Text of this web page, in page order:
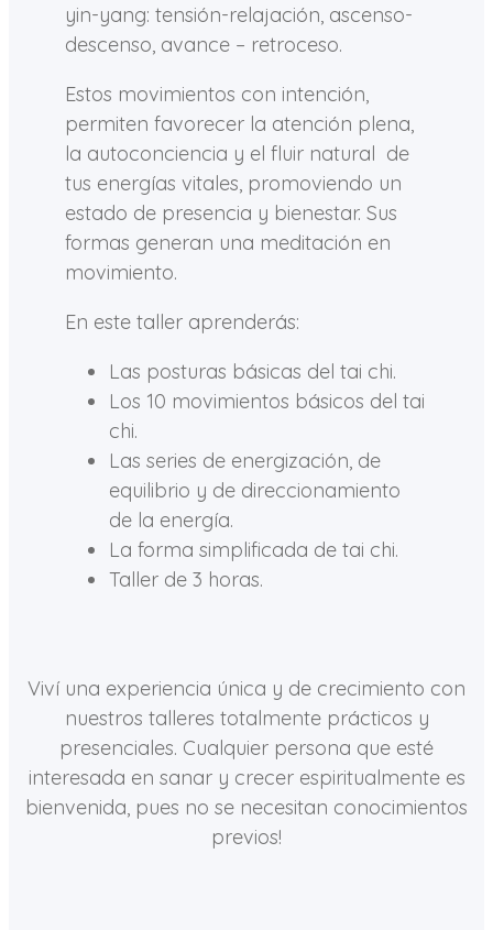
yin-yang: tensión-relajación, ascenso-
descenso, avance – retroceso.
Estos movimientos con intención,
permiten favorecer la atención plena,
la autoconciencia y el fluir natural de
tus energías vitales, promoviendo un
estado de presencia y bienestar. Sus
formas generan una meditación en
movimiento.
En este taller aprenderás:
Las posturas básicas del tai chi.
Los 10 movimientos básicos del tai
chi.
Las series de energización, de
equilibrio y de direccionamiento
de la energía.
La forma simplificada de tai chi.
Taller de 3 horas.
Viví una experiencia única y de crecimiento con
nuestros talleres totalmente prácticos y
presenciales. Cualquier persona que esté
interesada en sanar y crecer espiritualmente es
bienvenida, pues no se necesitan conocimientos
previos!